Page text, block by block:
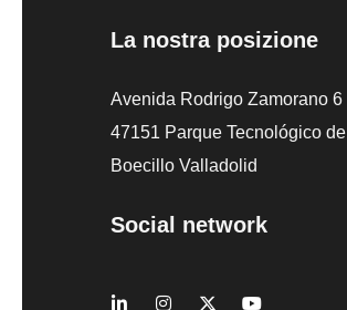
La nostra posizione
Avenida Rodrigo Zamorano 6
47151 Parque Tecnológico de
Boecillo Valladolid
Social network